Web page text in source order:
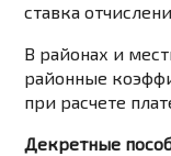
ставка
В районах и
районные
при расчете
Декретные